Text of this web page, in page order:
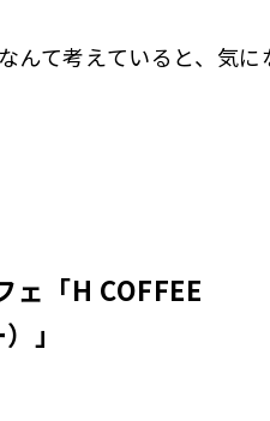
んて考えていると、気に
ェ「H COFFEE
」